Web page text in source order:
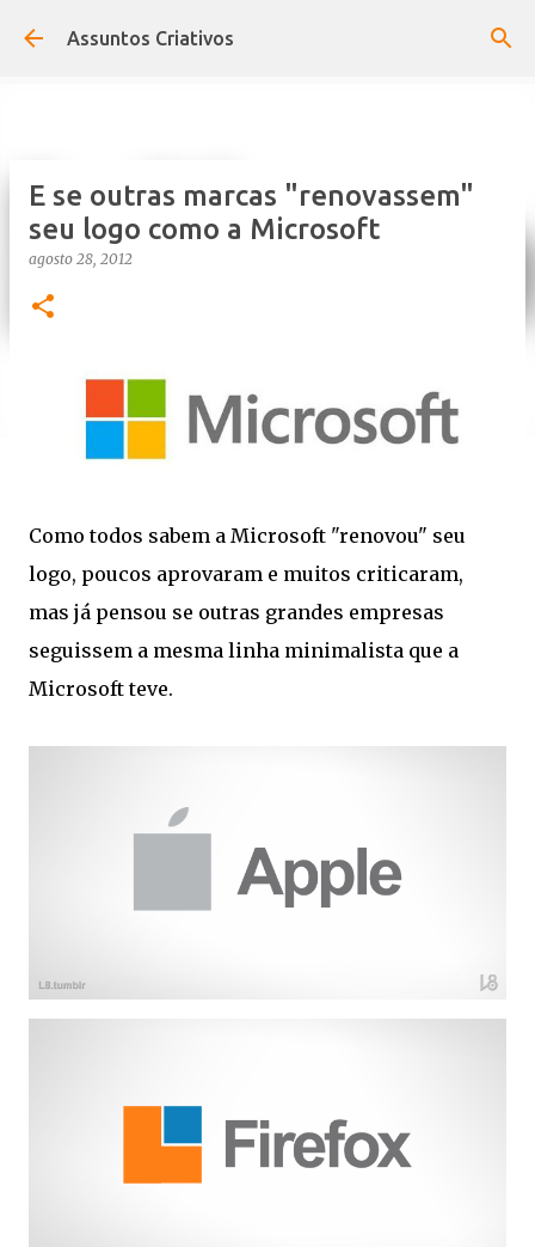
Pular para o conteúdo principal
Assuntos Criativos
E se outras marcas "renovassem"
seu logo como a Microsoft
agosto 28, 2012
Como todos sabem a Microsoft "renovou" seu
logo, poucos aprovaram e muitos criticaram,
mas já pensou se outras grandes empresas
seguissem a mesma linha minimalista que a
Microsoft teve.